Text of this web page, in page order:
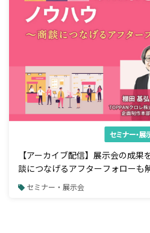
セミナー・展
【アーカイブ配信】展示会の成
談につなげるアフターフォローも
セミナー・展示会